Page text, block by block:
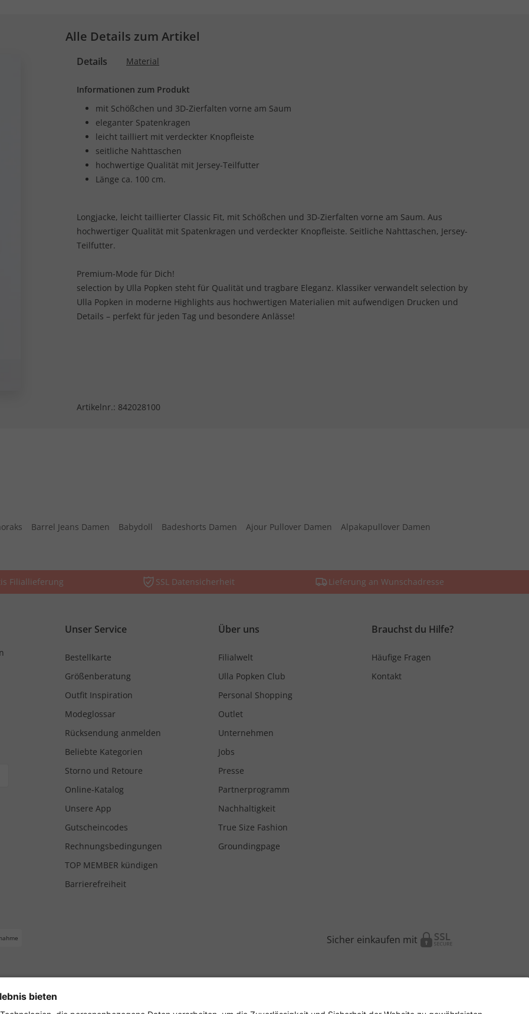
Alle Details zum Artikel
Details Material
Informationen zum Produkt
mit Schößchen und 3D-Zierfalten vorne am Saum
eleganter Spatenkragen
leicht tailliert mit verdeckter Knopfleiste
seitliche Nahttaschen
hochwertige Qualität mit Jersey-Teilfutter
Länge ca. 100 cm.
Longjacke, leicht taillierter Classic Fit, mit Schößchen und 3D-Zierfalten vorne am Saum. Aus
hochwertiger Qualität mit Spatenkragen und verdeckter Knopfleiste. Seitliche Nahttaschen, Jersey-
Teilfutter.
Premium-Mode für Dich!
selection by Ulla Popken steht für Qualität und tragbare Eleganz. Klassiker verwandelt selection by
Ulla Popken in moderne Highlights aus hochwertigen Materialien mit aufwendigen Drucken und
Details – perfekt für jeden Tag und besondere Anlässe!
Artikelnr.: 842028100
Barrel Jeans Damen Babydoll Badeshorts Damen Ajour Pullover Damen
Alpakapullover Damen
Filiallieferung SSL Datensicherheit Lieferung an Wunschadresse
Unser Service
Bestellkarte
Größenberatung
Outfit Inspiration
Modeglossar
Rücksendung anmelden
Beliebte Kategorien
Storno und Retoure
Online-Katalog
Unsere App
Gutscheincodes
Rechnungsbedingungen
TOP MEMBER kündigen
Barrierefreiheit
Über uns
Filialwelt
Ulla Popken Club
Personal Shopping
Outlet
Unternehmen
Jobs
Presse
Partnerprogramm
Nachhaltigkeit
True Size Fashion
Groundingpage
Brauchst du Hilfe?
Häufige Fragen
Kontakt
Sicher einkaufen mit